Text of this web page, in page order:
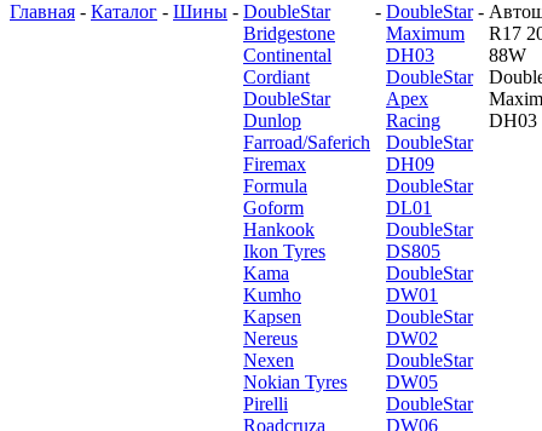
Главная - Каталог - Шины - DoubleStar
Bridgestone
Continental
Cordiant
DoubleStar
Dunlop
Farroad/Saferich
Firemax
Formula
Goform
Hankook
Ikon Tyres
Kama
Kumho
Kapsen
Nereus
Nexen
Nokian Tyres
Pirelli
Roadcruza
- DoubleStar
Maximum
DH03
DoubleStar
Apex
Racing
DoubleStar
DH09
DoubleStar
DL01
DoubleStar
DS805
DoubleStar
DW01
DoubleStar
DW02
DoubleStar
DW05
DoubleStar
DW06
-
R17
88W